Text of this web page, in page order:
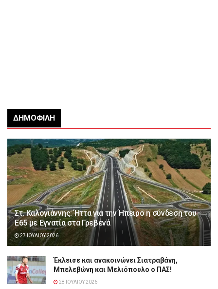
ΔΗΜΟΦΙΛΉ
Στ. Καλογιάννης: Ήττα για την Ήπειρο η σύνδεση του
Ε65 με Εγνατία στα Γρεβενά
27 ΙΟΥΛΊΟΥ 2026
Έκλεισε και ανακοινώνει Σιατραβάνη,
Μπελεβώνη και Μελιόπουλο ο ΠΑΣ!
28 ΙΟΥΛΊΟΥ 2026